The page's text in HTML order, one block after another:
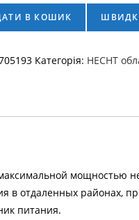
В КОШИК
Категорія: HECHT
мощностью
в отдаленных районах,
питания.